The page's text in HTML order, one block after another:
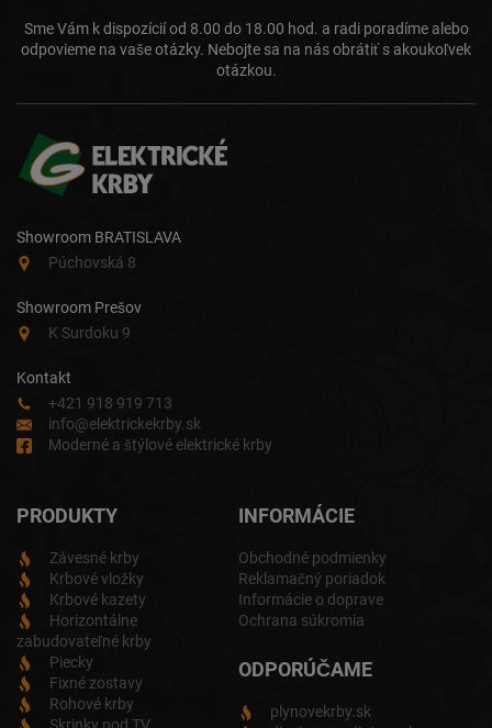
Sme Vám k dispozícií od 8.00 do 18.00 hod. a radi poradíme alebo
odpovieme na vaše otázky. Nebojte sa na nás obrátiť s akoukoľvek
otázkou.
Showroom BRATISLAVA
Púchovská 8
Showroom Prešov
K Surdoku 9
Kontakt
+421 918 919 713
info@elektrickekrby.sk
Moderné a štýlové elektrické krby
PRODUKTY
Závesné krby
Krbové vložky
Krbové kazety
Horizontálne
zabudovateľné krby
Piecky
Fixné zostavy
Rohové krby
Skrinky pod TV
INFORMÁCIE
Obchodné podmienky
Reklamačný poriadok
Informácie o doprave
Ochrana súkromia
ODPORÚČAME
plynovekrby.sk